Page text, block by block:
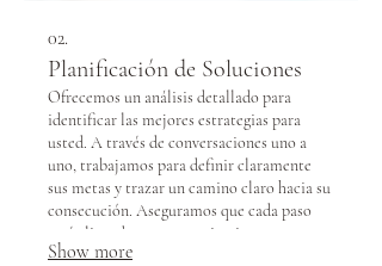
02.
Planificación de Soluciones
Ofrecemos un análisis detallado para
identificar las mejores estrategias para
usted. A través de conversaciones uno a
uno, trabajamos para definir claramente
sus metas y trazar un camino claro hacia su
consecución. Aseguramos que cada paso
esté alineado con sus aspiraciones.
Show more